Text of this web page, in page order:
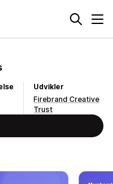
Udvikler
Firebrand Creative
Trust